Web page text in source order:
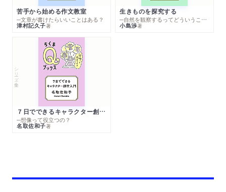
苦手から始める作文教室
─文章が書けたらいいことはある？
津村記久子著
生きものを探究する
─自然を観察するってどういうこと？
小島渉著
シリーズ・全集
７日でできるキャラクター創作入門
─想像って役立つの？
名取佐和子著